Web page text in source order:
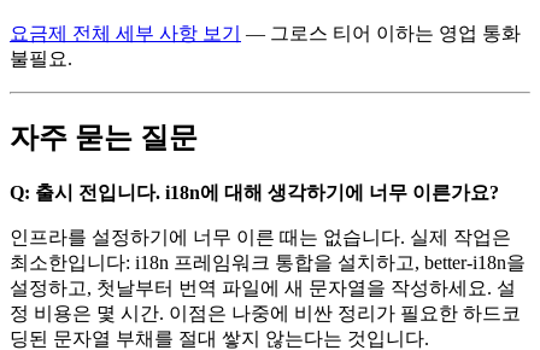
요금제 전체 세부 사항 보기
— 그로스 티어 이하는 영업 통화
불필요.
자주 묻는 질문
Q: 출시 전입니다. i18n에 대해 생각하기에 너무 이른가요?
인프라를 설정하기에 너무 이른 때는 없습니다. 실제 작업은
최소한입니다: i18n 프레임워크 통합을 설치하고, better-i18n을
설정하고, 첫날부터 번역 파일에 새 문자열을 작성하세요. 설
정 비용은 몇 시간. 이점은 나중에 비싼 정리가 필요한 하드코
딩된 문자열 부채를 절대 쌓지 않는다는 것입니다.